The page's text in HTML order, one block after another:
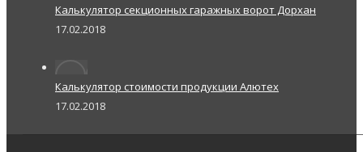
Калькулятор секционных гаражных ворот Дорхан
17.02.2018
Калькулятор стоимости продукции Алютех
17.02.2018